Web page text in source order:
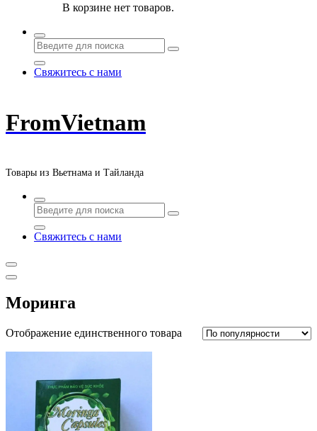
В корзине нет товаров.
Свяжитесь с нами
FromVietnam
Товары из Вьетнама и Тайланда
Свяжитесь с нами
Моринга
Отображение единственного товара